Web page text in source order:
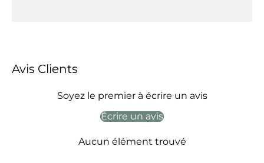
Avis Clients
Soyez le premier à écrire un avis
Écrire un avis
Aucun élément trouvé